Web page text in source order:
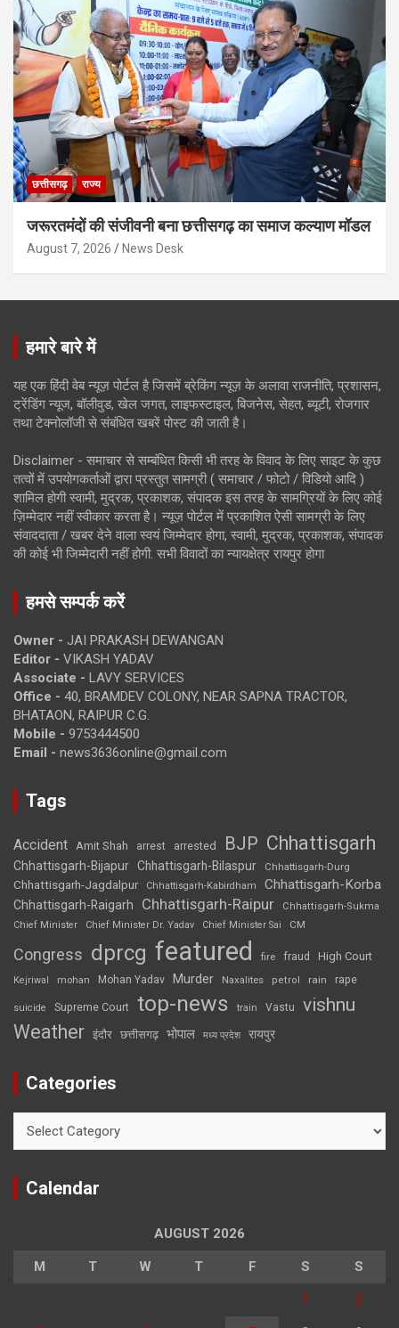
छत्तीसगढ़ राज्य
जरूरतमंदों की संजीवनी बना छत्तीसगढ़ का समाज कल्याण मॉडल
August 7, 2026 News Desk
हमारे बारे में
यह एक हिंदी वेब न्यूज़ पोर्टल है जिसमें ब्रेकिंग न्यूज़ के अलावा राजनीति, प्रशासन,
ट्रेंडिंग न्यूज, बॉलीवुड, खेल जगत, लाइफस्टाइल, बिजनेस, सेहत, ब्यूटी, रोजगार
तथा टेक्नोलॉजी से संबंधित खबरें पोस्ट की जाती है।
Disclaimer - समाचार से सम्बंधित किसी भी तरह के विवाद के लिए साइट के कुछ
तत्वों में उपयोगकर्ताओं द्वारा प्रस्तुत सामग्री ( समाचार / फोटो / विडियो आदि )
शामिल होगी स्वामी, मुद्रक, प्रकाशक, संपादक इस तरह के सामग्रियों के लिए कोई
ज़िम्मेदार नहीं स्वीकार करता है। न्यूज़ पोर्टल में प्रकाशित ऐसी सामग्री के लिए
संवाददाता / खबर देने वाला स्वयं जिम्मेदार होगा, स्वामी, मुद्रक, प्रकाशक, संपादक
की कोई भी जिम्मेदारी नहीं होगी. सभी विवादों का न्यायक्षेत्र रायपुर होगा
हमसे सम्पर्क करें
Owner - JAI PRAKASH DEWANGAN
Editor - VIKASH YADAV
Associate - LAVY SERVICES
Office - 40, BRAMDEV COLONY, NEAR SAPNA TRACTOR,
BHATAON, RAIPUR C.G.
Mobile - 9753444500
Email - news3636online@gmail.com
Tags
Accident Amit Shah arrest arrested BJP Chhattisgarh
Chhattisgarh-Bijapur Chhattisgarh-Bilaspur Chhattisgarh-Durg
Chhattisgarh-Jagdalpur Chhattisgarh-Kabirdham Chhattisgarh-Korba
Chhattisgarh-Raigarh Chhattisgarh-Raipur
Chhattisgarh-Sukma
Chief Minister
Chief Minister Dr. Yadav Chief Minister Sai CM
Congress dprcg featured fire fraud High Court
Kejriwal mohan Mohan Yadav Murder Naxalites petrol rain rape
suicide Supreme Court top-news train Vastu vishnu
Weather इंदौर छत्तीसगढ़ भोपाल मध्य प्रदेश रायपुर
Categories
Calendar
AUGUST 2026
M T W T F S S
1 2